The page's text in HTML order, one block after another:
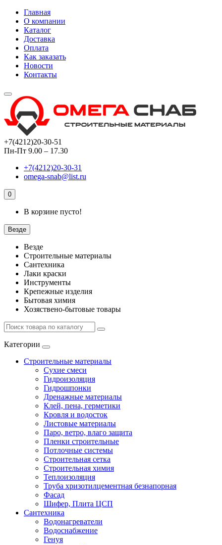
Главная
О компании
Каталог
Доставка
Оплата
Как заказать
Новости
Контакты
+7(4212)20-30-51
Пн-Пт 9.00 – 17.30
+7(4212)20-30-31
omega-snab@list.ru
0
В корзине пусто!
Везде
Везде
Строительные материалы
Сантехника
Лаки краски
Инструменты
Крепежные изделия
Бытовая химия
Хозяствено-бытовые товары
Категории
Строительные материалы
Сухие смеси
Гидроизоляция
Гидрошпонки
Дренажные материалы
Клей, пена, герметики
Кровля и водосток
Листовые материалы
Паро, ветро, влаго защита
Пленки строительные
Потлочные системы
Строительная сетка
Строительная химия
Теплоизоляция
Труба хризотилцементная безнапорная
Фасад
Шифер, Плита ЦСП
Сантехника
Водонагреватели
Водоснабжение
Генуя